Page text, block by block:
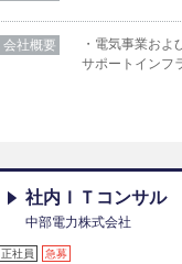
会社概要
・電気事業お
サポートインフ
社内ＩＴコンサル
中部電力株式会社
正社員 急募